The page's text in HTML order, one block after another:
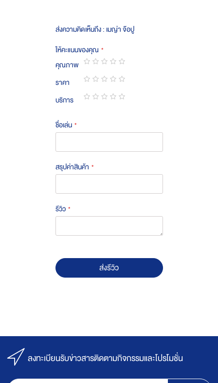
ส่งความคิดเห็นถึง : เมญ่า จ๊อปู
ให้คะแนนของคุณ
คุณภาพ
1
star
2
stars
3
stars
4
stars
5
stars
ราคา
1
star
2
stars
3
stars
4
stars
5
stars
บริการ
ชื่อเล่น
สรุปค่าสินค้า
รีวิว
ส่งรีวิว
ลงทะเบียนรับข่าวสารติดตามกิจกรรมและโปรโมชั่น